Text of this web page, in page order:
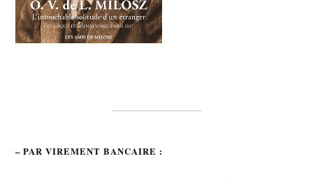
– PAR VIREMENT BANCAIRE :